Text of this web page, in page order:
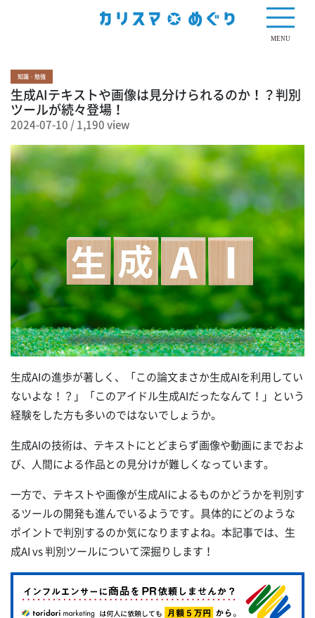
MENU
知識・勉強
生成AIテキストや画像は見分けられるのか！？判別
ツールが続々登場！
2024-07-10 /1,190 view
生成AIの進歩が著しく、「この論文まさか生成AIを利用してい
ないよな！？」「このアイドル生成AIだったなんて！」という
経験をした方も多いのではないでしょうか。
生成AIの技術は、テキストにとどまらず画像や動画にまでおよ
び、人間による作品との見分けが難しくなっています。
一方で、テキストや画像が生成AIによるものかどうかを判別す
るツールの開発も進んでいるようです。具体的にどのような
ポイントで判別するのか気になりますよね。本記事では、生
成AI vs 判別ツールについて深掘りします！